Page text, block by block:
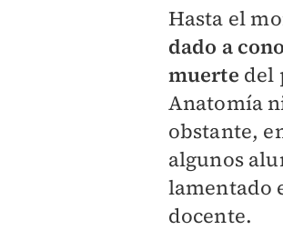
Hasta el
dado a
muerte del
Anatomía
obstante,
algunos
lamentado
docente.